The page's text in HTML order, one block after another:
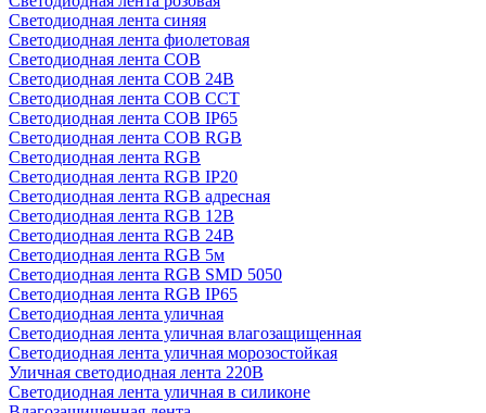
Светодиодная лента синяя
Светодиодная лента фиолетовая
Светодиодная лента COB
Светодиодная лента COB 24В
Светодиодная лента COB CCT
Светодиодная лента COB IP65
Светодиодная лента COB RGB
Светодиодная лента RGB
Светодиодная лента RGB IP20
Светодиодная лента RGB адресная
Светодиодная лента RGB 12В
Светодиодная лента RGB 24В
Светодиодная лента RGB 5м
Светодиодная лента RGB SMD 5050
Светодиодная лента RGB IP65
Светодиодная лента уличная
Светодиодная лента уличная влагозащищенная
Светодиодная лента уличная морозостойкая
Уличная светодиодная лента 220В
Светодиодная лента уличная в силиконе